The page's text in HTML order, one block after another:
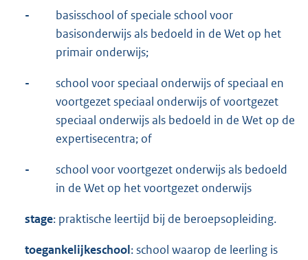
-
basisschool of speciale school voor
basisonderwijs als bedoeld in de Wet op het
primair onderwijs;
-
school voor speciaal onderwijs of speciaal en
voortgezet speciaal onderwijs of voortgezet
speciaal onderwijs als bedoeld in de Wet op de
expertisecentra; of
-
school voor voortgezet onderwijs als bedoeld
in de Wet op het voortgezet onderwijs
stage: praktische leertijd bij de beroepsopleiding.
toegankelijkeschool: school waarop de leerling is